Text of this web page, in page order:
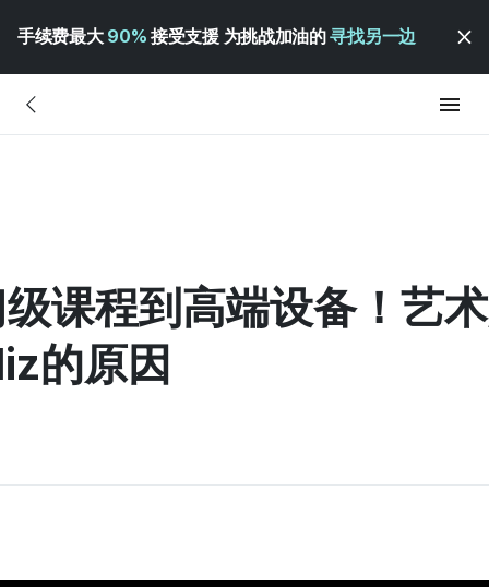
手续费最大 90% 接受支援 为挑战加油的寻找另一边
课程到高端设备！艺
的原因